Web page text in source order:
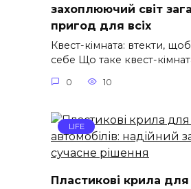
захоплюючий світ
пригод для всіх
Квест-кімната: втекти,
себе Що таке квест-
0 10
LIFE
Пластикові крила для